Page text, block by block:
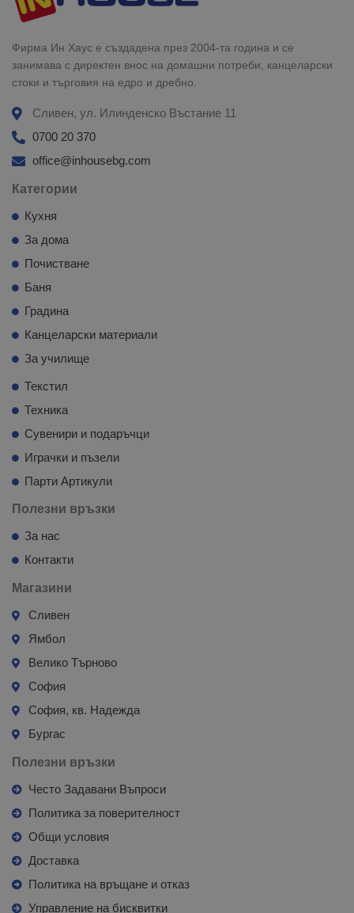
Фирма Ин Хаус е създадена през 2004-та година и се
занимава с директен внос на домашни потреби, канцеларски
стоки и търговия на едро и дребно.
Сливен, ул. Илинденско Въстание 11
0700 20 370
office@inhousebg.com
Категории
Кухня
За дома
Почистване
Баня
Градина
Канцеларски материали
За училище
Текстил
Техника
Сувенири и подаръчци
Играчки и пъзели
Парти Артикули
Полезни връзки
За нас
Контакти
Магазини
Сливен
Ямбол
Велико Търново
София
София, кв. Надежда
Бургас
Полезни връзки
Често Задавани Въпроси
Политика за поверителност
Общи условия
Доставка
Политика на връщане и отказ
Управление на бисквитки